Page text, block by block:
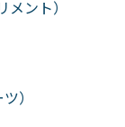
ント）
）